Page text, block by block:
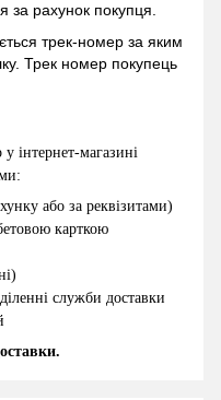
за рахунок покупця.
трек-номер за яким
Трек номер покупець
інтернет-магазині
або за реквізитами)
карткою
служби доставки